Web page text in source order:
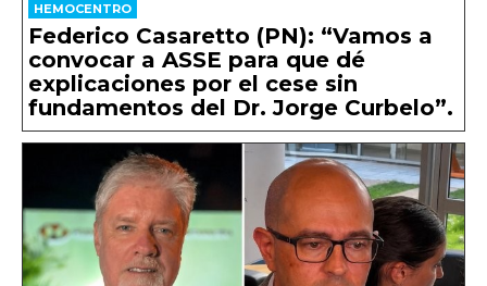
HEMOCENTRO
Federico Casaretto (PN): “Vamos a
convocar a ASSE para que dé
explicaciones por el cese sin
fundamentos del Dr. Jorge Curbelo”.